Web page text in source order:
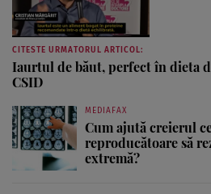
CITESTE URMATORUL ARTICOL:
Iaurtul de băut, perfect în dieta
CSID
MEDIAFAX
Cum ajută creierul
reproducătoare să
extremă?